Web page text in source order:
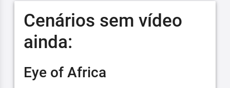
Cenários sem vídeo
ainda:
Eye of Africa